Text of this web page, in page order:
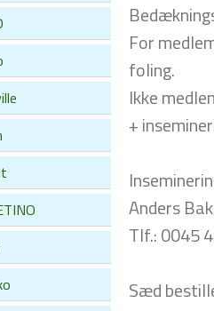
For
foling.
Ikke
+
Anders
Tlf.: 0045
Sæd